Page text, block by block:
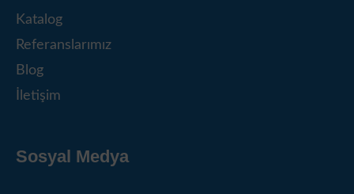
Katalog
Referanslarımız
Blog
İletişim
Sosyal Medya